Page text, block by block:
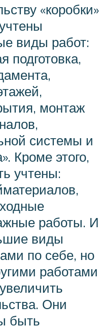
«коробки»
виды работ:
подготовка,
монтаж
системы и
Кроме этого,
учтены:
работы. И
виды
по себе, но
работами
Они
быть